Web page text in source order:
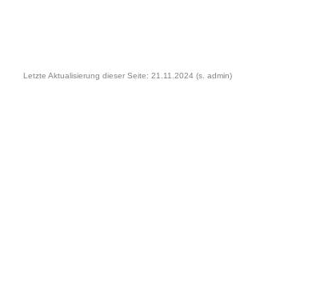
Letzte Aktualisierung dieser Seite: 21.11.2024 (s. admin)